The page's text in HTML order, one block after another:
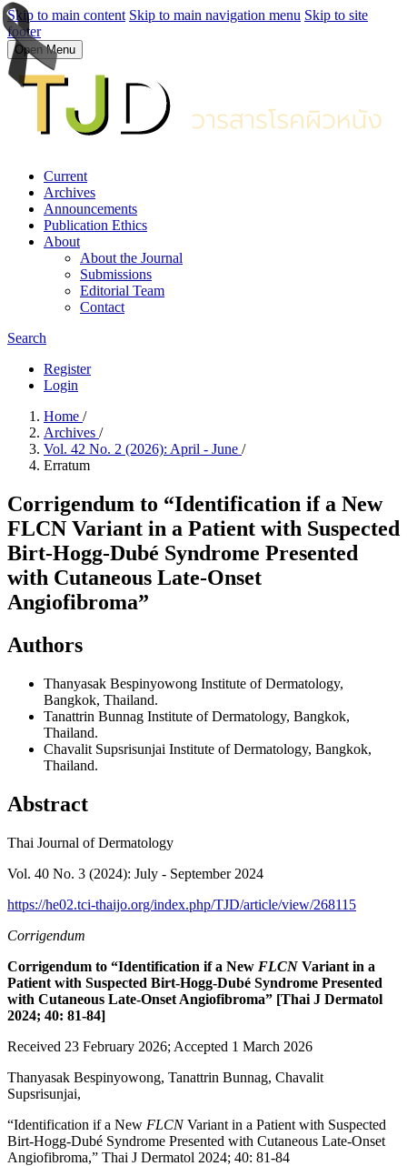
Skip to main content Skip to main navigation menu Skip to site
footer
Open Menu
Current
Archives
Announcements
Publication Ethics
About
About the Journal
Submissions
Editorial Team
Contact
Search
Register
Login
Home /
Archives /
Vol. 42 No. 2 (2026): April - June /
Erratum
Corrigendum to “Identification if a New
FLCN Variant in a Patient with Suspected
Birt-Hogg-Dubé Syndrome Presented
with Cutaneous Late-Onset
Angiofibroma”
Authors
Thanyasak Bespinyowong Institute of Dermatology,
Bangkok, Thailand.
Tanattrin Bunnag Institute of Dermatology, Bangkok,
Thailand.
Chavalit Supsrisunjai Institute of Dermatology, Bangkok,
Thailand.
Abstract
Thai Journal of Dermatology
Vol. 40 No. 3 (2024): July - September 2024
https://he02.tci-thaijo.org/index.php/TJD/article/view/268115
Corrigendum
Corrigendum to “Identification if a New FLCN Variant in a
Patient with Suspected Birt-Hogg-Dubé Syndrome Presented
with Cutaneous Late-Onset Angiofibroma” [Thai J Dermatol
2024; 40: 81-84]
Received 23 February 2026; Accepted 1 March 2026
Thanyasak Bespinyowong, Tanattrin Bunnag, Chavalit
Supsrisunjai,
“Identification if a New FLCNVariant in a Patient with Suspected
Birt-Hogg-Dubé Syndrome Presented with Cutaneous Late-Onset
Angiofibroma,” Thai J Dermatol 2024; 40: 81-84